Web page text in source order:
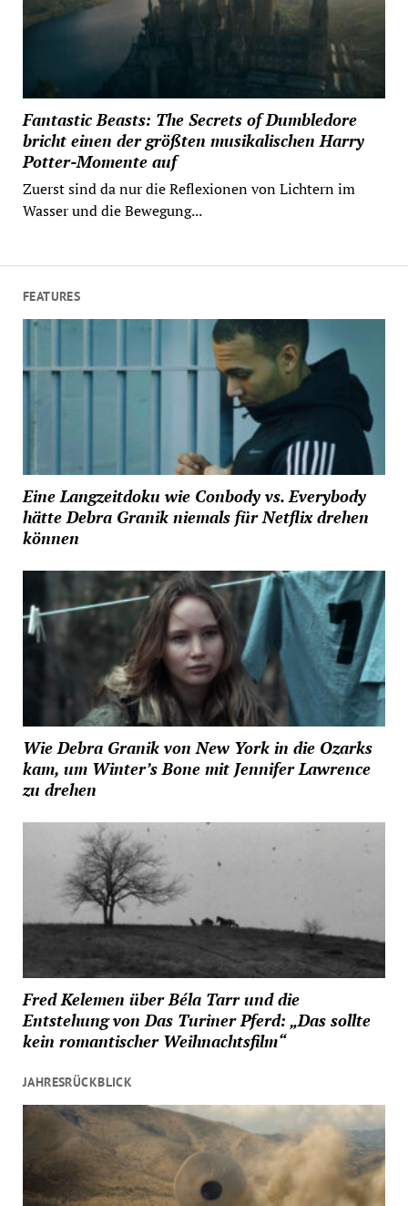
Fantastic Beasts: The Secrets of Dumbledore
bricht einen der größten musikalischen Harry
Potter-Momente auf
Zuerst sind da nur die Reflexionen von Lichtern im
Wasser und die Bewegung...
FEATURES
Eine Langzeitdoku wie Conbody vs. Everybody
hätte Debra Granik niemals für Netflix drehen
können
Wie Debra Granik von New York in die Ozarks
kam, um Winter’s Bone mit Jennifer Lawrence
zu drehen
Fred Kelemen über Béla Tarr und die
Entstehung von Das Turiner Pferd: „Das sollte
kein romantischer Weihnachtsfilm“
JAHRESRÜCKBLICK